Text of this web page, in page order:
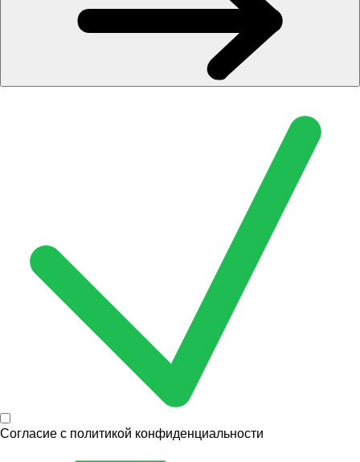
Согласие с политикой конфиденциальности